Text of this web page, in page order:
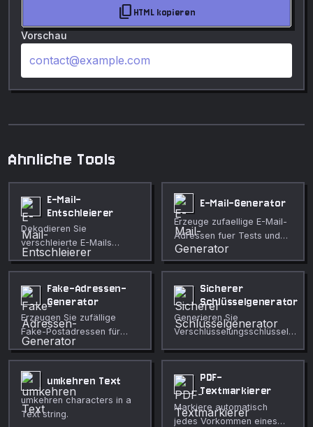
content_copy HTML kopieren
Vorschau
contact@example.com
Ahnliche Tools
E-Mail-
Entschleierer
Dekodieren Sie
verschleierte E-Mails
zurück in Klartext. HTML-
Entitäten, Base64, ROT13,
[at]/[dot], umgekehrter
Text u. a.
E-Mail-Generator
Erzeuge zufaellige E-Mail-
Adressen fuer Tests und
Entwicklung.
Fake-Adressen-
Generator
Erzeugen Sie zufällige
Fake-Postadressen für
acht Länder mit Straße,
Stadt, Region, Postleitzahl
und Land.
Sicherer
Schlüsselgenerator
Generieren Sie
Verschlüsselungsschlüssel in
Base64URL.
umkehren Text
umkehren characters in a
Text string.
PDF-
Textmarkierer
Markiere automatisch
jedes Vorkommen eines